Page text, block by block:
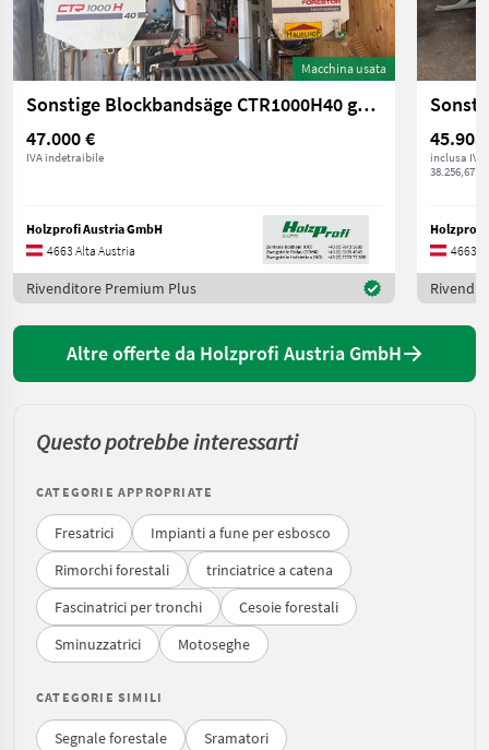
Macchina usata
Sonstige Blockbandsäge CTR1000H40 gebraucht
47.000 €
IVA indetraibile
Holzprofi Austria GmbH
4663 Alta Austria
Rivenditore Premium Plus
45.908
inclusa IVA
38.256,67 €
Holzprofi
4663
Altre offerte da Holzprofi Austria GmbH
Questo potrebbe interessarti
CATEGORIE APPROPRIATE
Fresatrici
Impianti a fune per esbosco
Rimorchi forestali
trinciatrice a catena
Fascinatrici per tronchi
Cesoie forestali
Sminuzzatrici
Motoseghe
CATEGORIE SIMILI
Segnale forestale
Sramatori